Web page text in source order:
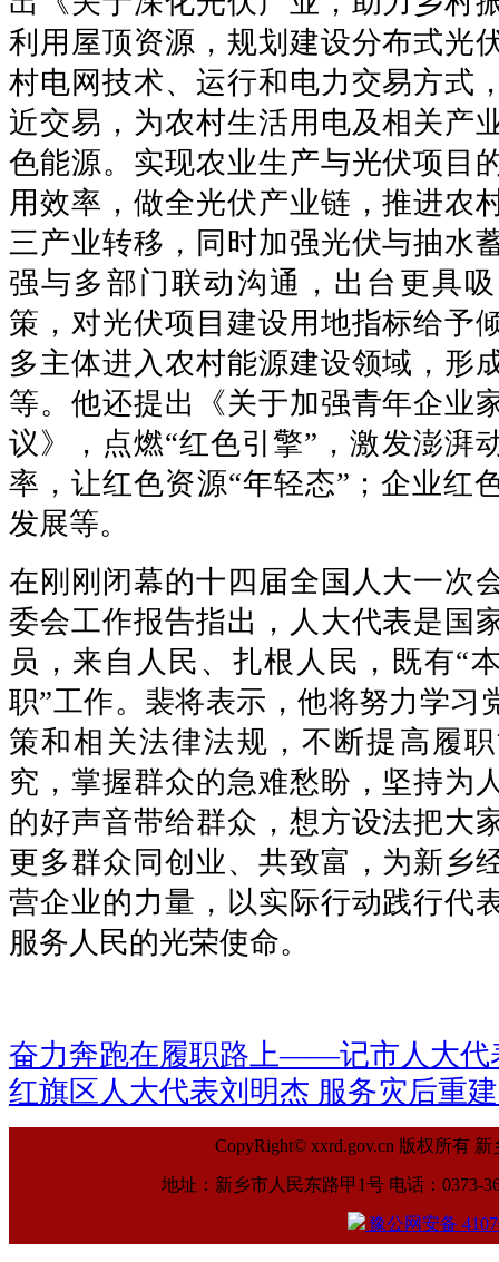
利用屋顶资源，规划建设分布式光
村电网技术、运行和电力交易方式
近交易，为农村生活用电及相关产
色能源。实现农业生产与光伏项目
用效率，做全光伏产业链，推进农
三产业转移，同时加强光伏与抽水
强与多部门联动沟通，出台更具
策，对光伏项目建设用地指标给予
多主体进入农村能源建设领域，形
等。他还提出《关于加强青年企业
议》，点燃“红色引擎”，激发澎湃
率，让红色资源“年轻态”；企业红
发展等。
在刚刚闭幕的十四届全国人大一次
委会工作报告指出，人大代表是国
员，来自人民、扎根人民，既有“
职”工作。裴将表示，他将努力学习
策和相关法律法规，不断提高履
究，掌握群众的急难愁盼，坚持为
的好声音带给群众，想方设法把大
更多群众同创业、共致富，为新乡
营企业的力量，以实际行动践行代
服务人民的光荣使命。
奋力奔跑在履职路上——记市人大代
红旗区人大代表刘明杰 服务灾后重
CopyRight© xxrd.gov.cn 版权所有
地址：新乡市人民东路甲1号 电话：0373-
豫公网安备